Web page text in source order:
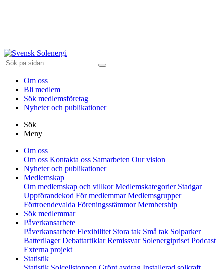
Om oss
Bli medlem
Sök medlemsföretag
Nyheter och publikationer
Sök
Meny
Om oss
Om oss Kontakta oss Samarbeten Our vision
Nyheter och publikationer
Medlemskap
Om medlemskap och villkor Medlemskategorier Stadgar
Uppförandekod För medlemmar Medlemsgrupper
Förtroendevalda Föreningsstämmor Membership
Sök medlemmar
Påverkansarbete
Påverkansarbete Flexibilitet Stora tak Små tak Solparker
Batterilager Debattartiklar Remissvar Solenergipriset Podcast
Externa projekt
Statistik
Statistik Solcellstoppen Grönt avdrag Installerad solkraft